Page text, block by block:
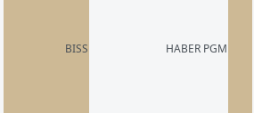
HABER PGM
BISS